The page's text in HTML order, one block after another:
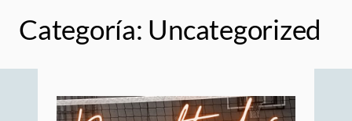
Categoría: Uncategorized